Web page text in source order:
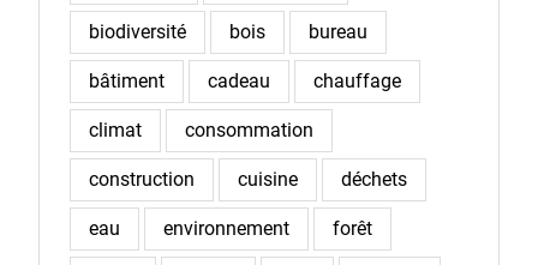
biodiversité bois bureau
bâtiment cadeau chauffage
climat consommation
construction cuisine déchets
eau environnement forêt